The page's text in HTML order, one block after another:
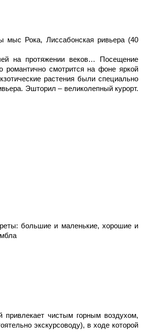
Рока, Лиссабонская ривьера (40
на протяжении веков… Посещение
романтично смотрится на фоне яркой
растения были специально
Эшторил – великолепный курорт.
большие и маленькие, хорошие и
чистым горным воздухом,
экскурсоводу), в ходе которой